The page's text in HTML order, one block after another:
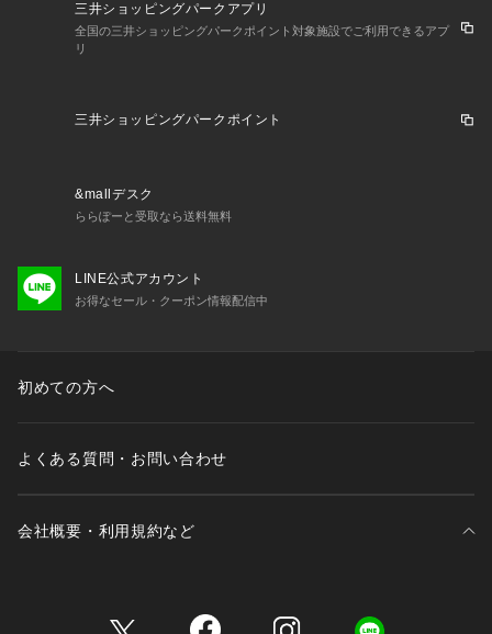
三井ショッピングパークアプリ
全国の三井ショッピングパークポイント対象施設でご利用できるアプ
リ
三井ショッピングパークポイント
&mallデスク
ららぽーと受取なら送料無料
LINE公式アカウント
お得なセール・クーポン情報配信中
初めての方へ
よくある質問・お問い合わせ
会社概要・利用規約など